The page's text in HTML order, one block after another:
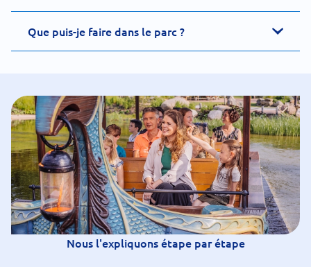
Que puis-je faire dans le parc ?
Nous l'expliquons étape par étape